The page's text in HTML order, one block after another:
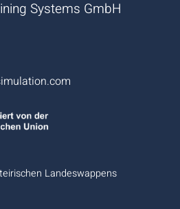
Systems GmbH
Landeswappens